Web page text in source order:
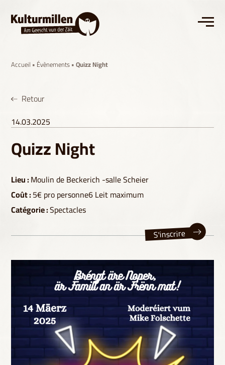
Accueil • Évènements• Quizz Night
Retour
14.03.2025
Quizz Night
Lieu :Moulin de Beckerich -salle Scheier
Coût :5€ pro personne6 Leit maximum
Catégorie :Spectacles
S'inscrire